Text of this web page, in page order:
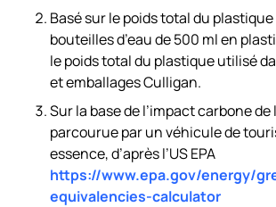
Basé sur le poids total du
bouteilles d’eau de 500 ml en
le poids total du plastique utilisé
et emballages Culligan.
Sur la base de l’impact carbone
parcourue par un véhicule de
essence, d’après l’US EPA
https://www.epa.gov/energy/
equivalencies-calculator